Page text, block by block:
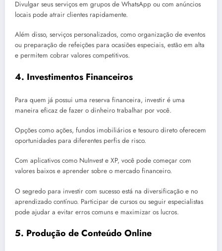
Divulgar seus serviços em grupos de WhatsApp ou com anúncios
locais pode atrair clientes rapidamente.
Além disso, serviços personalizados, como organização de eventos
ou preparação de refeições para ocasiões especiais, estão em alta
e permitem cobrar valores competitivos.
4. Investimentos Financeiros
Para quem já possui uma reserva financeira, investir é uma
maneira eficaz de fazer o dinheiro trabalhar por você.
Opções como ações, fundos imobiliários e tesouro direto oferecem
oportunidades para diferentes perfis de risco.
Com aplicativos como NuInvest e XP, você pode começar com
valores baixos e aprender sobre o mercado financeiro.
O segredo para investir com sucesso está na diversificação e no
aprendizado contínuo. Participar de cursos ou seguir especialistas
pode ajudar a evitar erros comuns e maximizar os lucros.
5. Produção de Conteúdo Online